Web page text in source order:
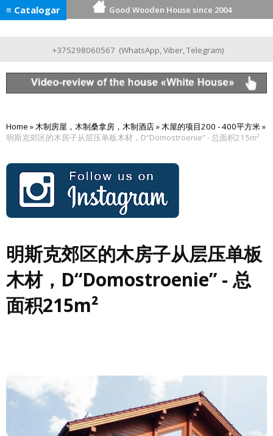
≡ Catalogar Good Wooden House since 2004
+375298060567 (WhatsApp,Viber,Telegram)
Home »木制房屋，木制桑拿房，木制酒店»木屋的项目200 - 400平方米»
明斯克郊区的木房子从层压单板木材，D“Domostroenie” - 总面积215m²
明斯克郊区的木房子从层压单板
木材，D“Domostroenie” - 总
面积215m²